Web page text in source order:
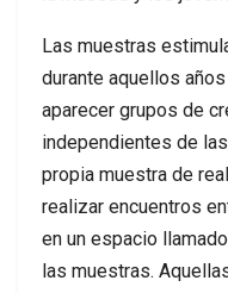
Las muestras
durante aquellos
aparecer grupos de
independientes de
propia muestra de
realizar encuentros
en un espacio llamado
las muestras.